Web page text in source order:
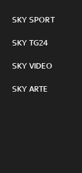
SKY SPORT
SKY TG24
SKY VIDEO
SKY ARTE